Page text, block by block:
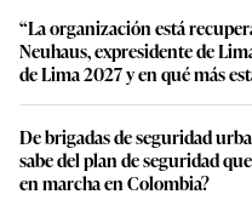
“La organización está
Neuhaus, expresidente de
de Lima 2027 y en qué más
De brigadas de seguridad
sabe del plan de seguridad
en marcha en Colombia?